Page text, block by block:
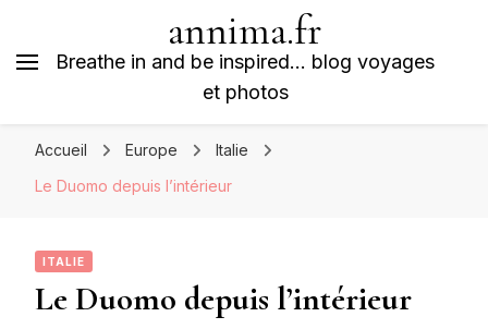
annima.fr
Breathe in and be inspired… blog voyages
et photos
Accueil Europe
Italie
Le Duomo depuis l’intérieur
ITALIE
Le Duomo depuis l’intérieur